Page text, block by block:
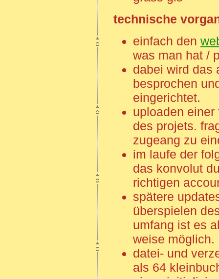
technische
einfach den
was man hat /
dabei wird das
besprochen
eingerichtet.
uploaden
des projets.
zugeang zu
im laufe der
das konvolut
richtigen
spätere
überspielen
umfang ist es
weise möglich.
datei- und
als 64